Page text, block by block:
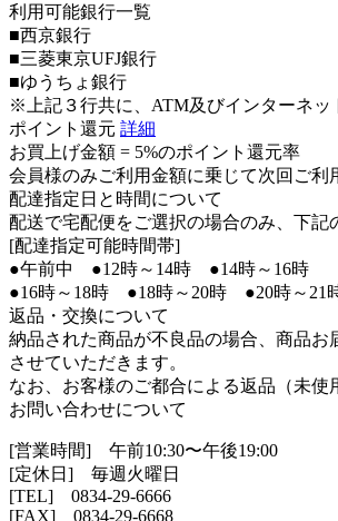
利用可能銀行一覧
■西京銀行
■三菱東京UFJ銀行
■ゆうちょ銀行
※上記３行共に、ATM及びインターネッ
ポイント還元 詳細
お買上げ金額 = 5%のポイント還元率
会員様のみご利用金額に乗じて次回ご利
配達指定日と時間について
配送で宅配便をご選択の場合のみ、下記
[配達指定可能時間帯]
●午前中 ●12時～14時 ●14時～16時
●16時～18時 ●18時～20時 ●20時～21
返品・交換について
納品された商品が不良品の場合、商品
させていただきます。
なお、お客様のご都合による返品（未使
お問い合わせについて
[営業時間] 午前10:30〜午後19:00
[定休日] 毎週火曜日
[TEL] 0834-29-6666
[FAX] 0834-29-6668